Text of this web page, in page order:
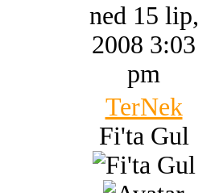
ned 15 lip,
2008 3:03
pm
TerNek
Fi'ta Gul